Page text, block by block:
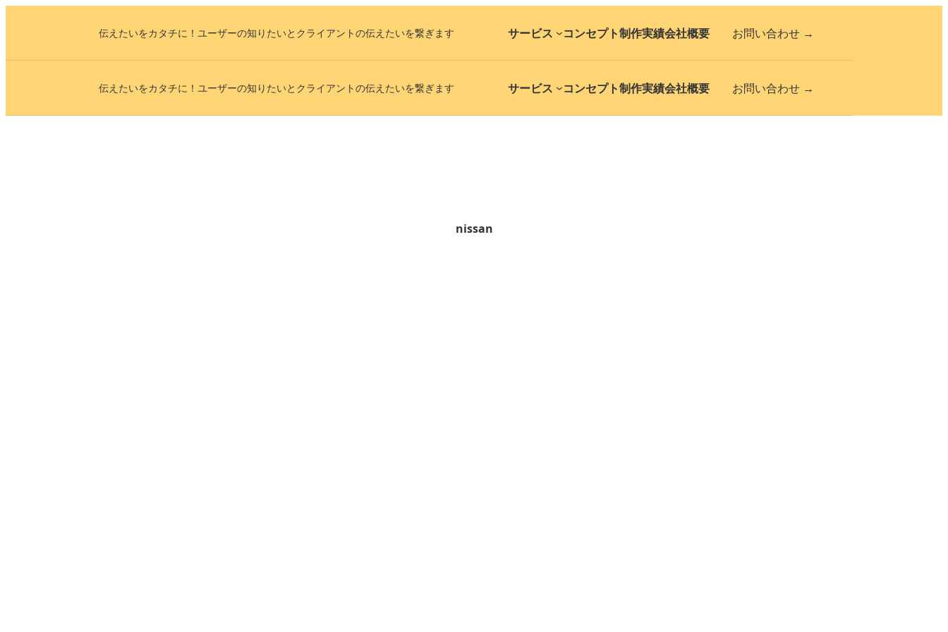
ッ
伝えたいをカタチに！ユーザーの知りたいとクライアントの伝えたいを繋ぎます サービス コンセプト制作実績会社概要 お問い合わせ →
伝えたいをカタチに！ユーザーの知りたいとクライアントの伝えたいを繋ぎます サービス コンセプト制作実績会社概要 お問い合わせ →
nissan